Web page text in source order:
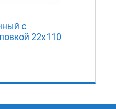
с
22х110